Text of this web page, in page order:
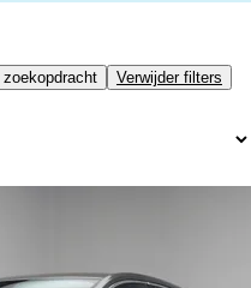
zoekopdracht
Verwijder filters